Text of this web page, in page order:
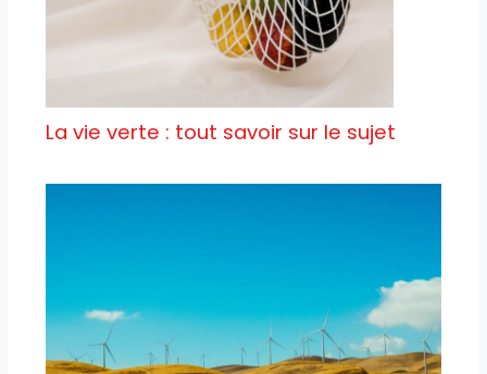
La vie verte : tout savoir sur le sujet